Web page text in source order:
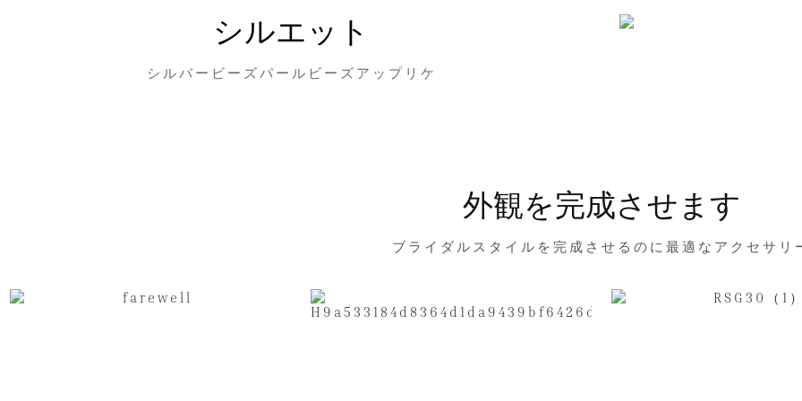
シルエット
シルバービーズパールビーズアップリケ
外観を完成させます
ブライダルスタイルを完成させるのに最適なアクセサリ